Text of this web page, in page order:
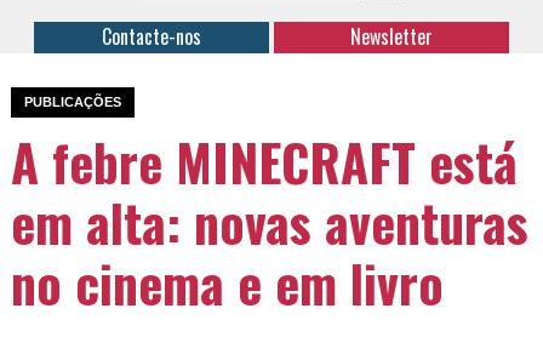
Contacte-nos Newsletter
PUBLICAÇÕES
A febre MINECRAFT está
em alta: novas aventuras
no cinema e em livro